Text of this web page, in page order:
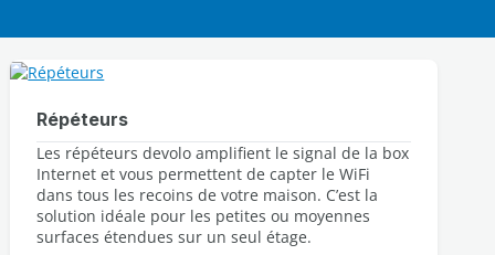
Répéteurs
Les répéteurs devolo amplifient le signal de la box
Internet et vous permettent de capter le WiFi
dans tous les recoins de votre maison. C’est la
solution idéale pour les petites ou moyennes
surfaces étendues sur un seul étage.